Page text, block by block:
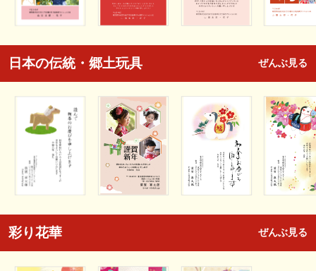
日本の伝統・郷土玩具 ぜんぶ見る
彩り花華 ぜんぶ見る